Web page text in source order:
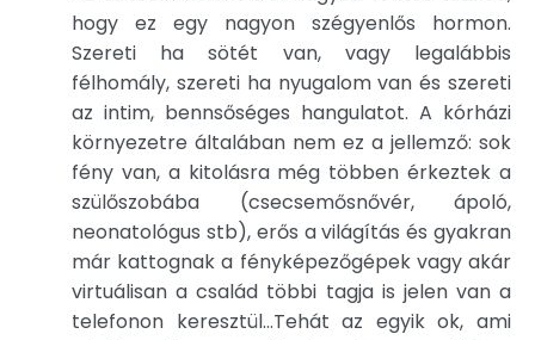
hogy ez egy nagyon szégyenlős hormon.
Szereti ha sötét van, vagy legalábbis
félhomály, szereti ha nyugalom van és szereti
az intim, bennsőséges hangulatot. A kórházi
környezetre általában nem ez a jellemző: sok
fény van, a kitolásra még többen érkeztek a
szülőszobába (csecsemősnővér, ápoló,
neonatológus stb), erős a világítás és gyakran
már kattognak a fényképezőgépek vagy akár
virtuálisan a család többi tagja is jelen van a
telefonon keresztül…Tehát az egyik ok, ami